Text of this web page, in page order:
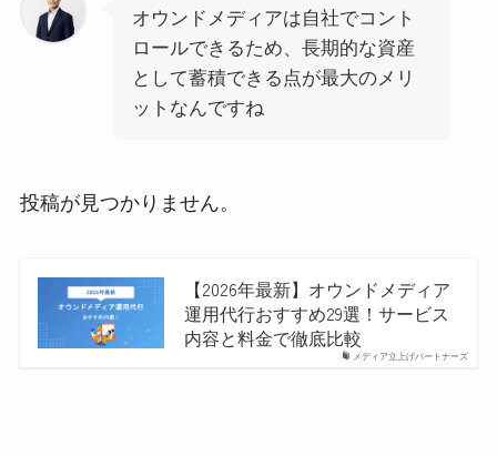
オウンドメディアは自社でコント
ロールできるため、長期的な資産
として蓄積できる点が最大のメリ
ットなんですね
投稿が見つかりません。
メディア立上げパートナーズ
【2026年最新】オウンドメディア
運用代行おすすめ29選！サービス
内容と料金で徹底比較